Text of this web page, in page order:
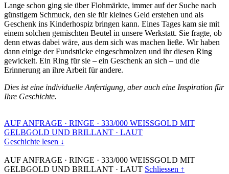
Lange schon ging sie über Flohmärkte, immer auf der Suche nach
günstigem Schmuck, den sie für kleines Geld erstehen und als
Geschenk ins Kinderhospiz bringen kann. Eines Tages kam sie mit
einem solchen gemischten Beutel in unsere Werkstatt. Sie fragte, ob
denn etwas dabei wäre, aus dem sich was machen ließe. Wir haben
dann einige der Fundstücke eingeschmolzen und ihr diesen Ring
gewickelt. Ein Ring für sie – ein Geschenk an sich – und die
Erinnerung an ihre Arbeit für andere.
Dies ist eine individuelle Anfertigung, aber auch eine Inspiration für
Ihre Geschichte.
AUF ANFRAGE · RINGE · 333/000 WEISSGOLD MIT
GELBGOLD UND BRILLANT · LAUT
Geschichte lesen ↓
AUF ANFRAGE · RINGE · 333/000 WEISSGOLD MIT
GELBGOLD UND BRILLANT · LAUT Schliessen ↑